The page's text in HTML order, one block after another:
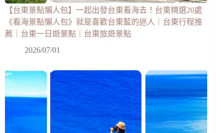
【台東景點懶人包】一起出發台東看海去！台東精選20處
《看海景點懶人包》就是喜歡台東藍的迷人｜台東行程推
薦｜台東一日遊景點｜台東旅遊景點
2026/07/01